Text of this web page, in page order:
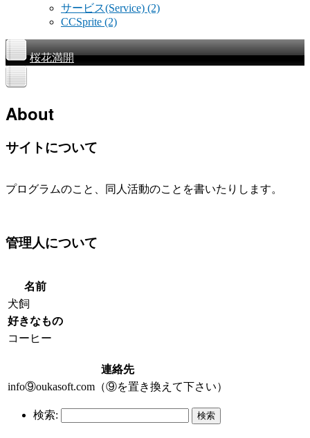
サービス(Service) (2)
CCSprite (2)
桜花満開
About
サイトについて
プログラムのこと、同人活動のことを書いたりします。
管理人について
名前
犬飼
好きなもの
コーヒー
連絡先
info⑨oukasoft.com（⑨を置き換えて下さい）
検索: